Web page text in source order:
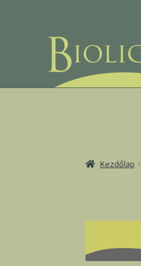
Kezdőlap